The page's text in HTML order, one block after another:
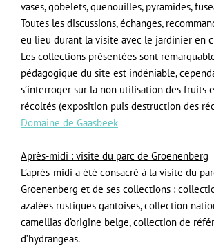
vases, gobelets, quenouilles, pyramides,
Toutes les discussions, échanges,
eu lieu durant la visite avec le jardinier en
Les collections présentées sont
pédagogique du site est indéniable,
s’interroger sur la non utilisation des fruits
récoltés (exposition puis destruction des
Domaine de Gaasbeek
Après-midi : visite du parc de Groenenberg
L’après-midi a été consacré à la visite du
Groenenberg et de ses collections :
azalées rustiques gantoises, collection
camellias d’origine belge, collection de
d’hydrangeas.